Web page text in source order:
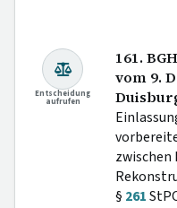
Entscheidung
aufrufen
161.
vom 9.
§ 261